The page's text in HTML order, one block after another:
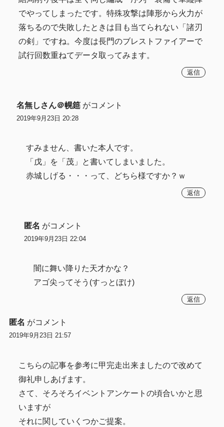
でやってしまったです。特殊攻撃は陣形から火力が
落ちるので失敗したときは目も当てられない「諸刃
の剣」ですね。今度は長門のブレストファイアーで
試行回数重ねてデータ取ってみます。
返信
名無しさん＠幌筵 がコメント
2019年9月23日 20:28
すみません、書いた本人です。
「戊」を「茂」と書いてしまいました。
赤城しげる・・・って、どちら様ですか？ｗ
返信
匿名 がコメント
2019年9月23日 22:04
闇に舞い降りた天才かな？
アゴ尖ってそう(すっとぼけ)
返信
匿名 がコメント
2019年9月23日 21:57
こちらの記事を参考に甲完走出来ましたので改めて
御礼申しあげます。
さて、そろそろイベントアンケートの頃合いかと思
いますが
それに関していくつかご提案。